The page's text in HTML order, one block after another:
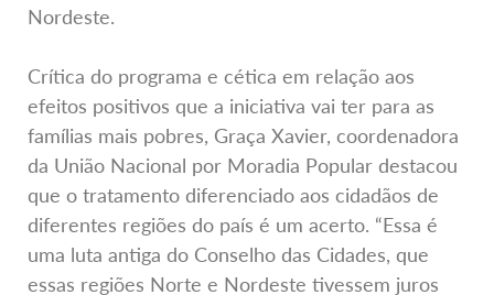
Nordeste.
Crítica do programa e cética em relação aos
efeitos positivos que a iniciativa vai ter para as
famílias mais pobres, Graça Xavier, coordenadora
da União Nacional por Moradia Popular destacou
que o tratamento diferenciado aos cidadãos de
diferentes regiões do país é um acerto. “Essa é
uma luta antiga do Conselho das Cidades, que
essas regiões Norte e Nordeste tivessem juros